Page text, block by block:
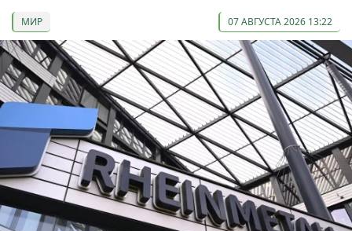
МИР 07 АВГУСТА 2026 13:22